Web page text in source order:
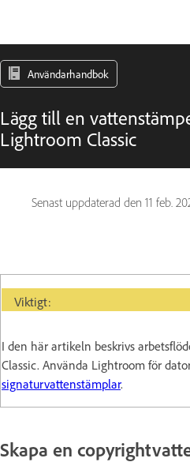
Användarhandbok
Lägg till en
Lightroom Classic
Senast uppdaterad den 11 feb.
Viktigt:
I den här artikeln beskrivs
Classic. Använda Lightroom för
signaturvattenstämplar.
Skapa en